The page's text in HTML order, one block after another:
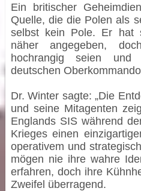
Ein britischer
Quelle, die die Polen als
selbst kein Pole. Er hat
näher angegeben,
hochrangig seien
deutschen
Dr. Winter sagte: „Die
und seine Mitagenten
Englands SIS während
Krieges einen
operativem und
mögen nie ihre wahre
erfahren, doch ihre
Zweifel überragend.